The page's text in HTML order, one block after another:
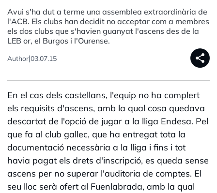
Avui s'ha dut a terme una assemblea extraordinària de
l'ACB. Els clubs han decidit no acceptar com a membres
els dos clubs que s'havien guanyat l'ascens des de la
LEB or, el Burgos i l'Ourense.
Author|03.07.15 share
En el cas dels castellans, l'equip no ha complert
els requisits d'ascens, amb la qual cosa quedava
descartat de l'opció de jugar a la lliga Endesa. Pel
que fa al club gallec, que ha entregat tota la
documentació necessària a la lliga i fins i tot
havia pagat els drets d'inscripció, es queda sense
ascens per no superar l'auditoria de comptes. El
seu lloc serà ofert al Fuenlabrada, amb la qual